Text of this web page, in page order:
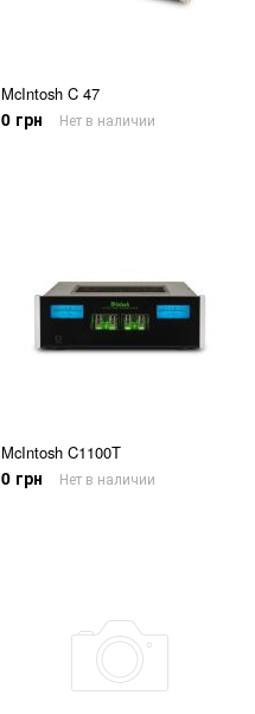
McIntosh C 47
0 грн Нет в наличии
McIntosh C1100T
0 грн Нет в наличии